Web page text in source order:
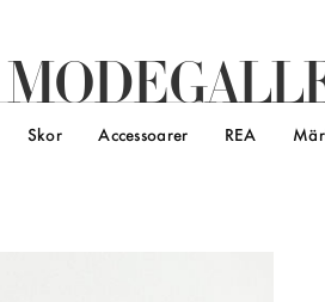
MODEGALL
Skor Accessoarer REA